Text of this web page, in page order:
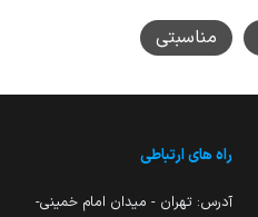
مناسبتی
راه های ارتباطی
آدرس: تهران - میدان امام خمینی-